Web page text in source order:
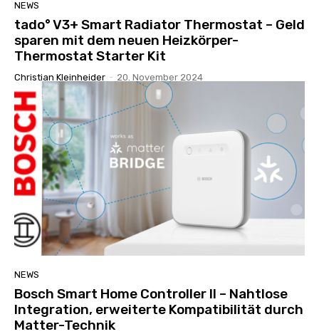
NEWS
tado° V3+ Smart Radiator Thermostat – Geld
sparen mit dem neuen Heizkörper-
Thermostat Starter Kit
Christian Kleinheider - 20. November 2024
NEWS
Bosch Smart Home Controller II – Nahtlose
Integration, erweiterte Kompatibilität durch
Matter-Technik